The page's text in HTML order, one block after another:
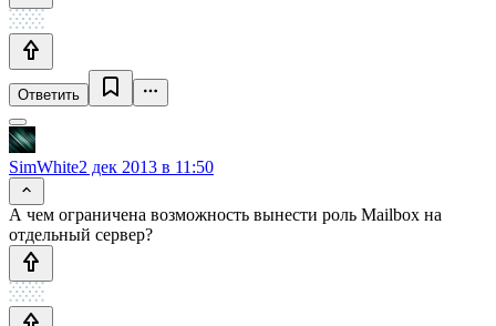
Ответить
SimWhite2 дек 2013 в 11:50
А чем ограничена возможность вынести роль Mailbox на
отдельный сервер?